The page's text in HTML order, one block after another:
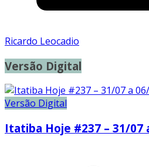
Ricardo Leocadio
Versão Digital
Versão Digital
Itatiba Hoje #237 – 31/07